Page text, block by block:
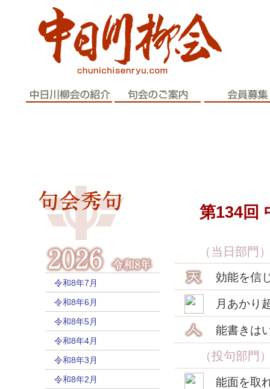
令和8年7月
令和8年6月
令和8年5月
令和8年4月
令和8年3月
令和8年2月
第134回
（当日部門
効能を信
月あかり
能書きは
（投句部門
能面を取